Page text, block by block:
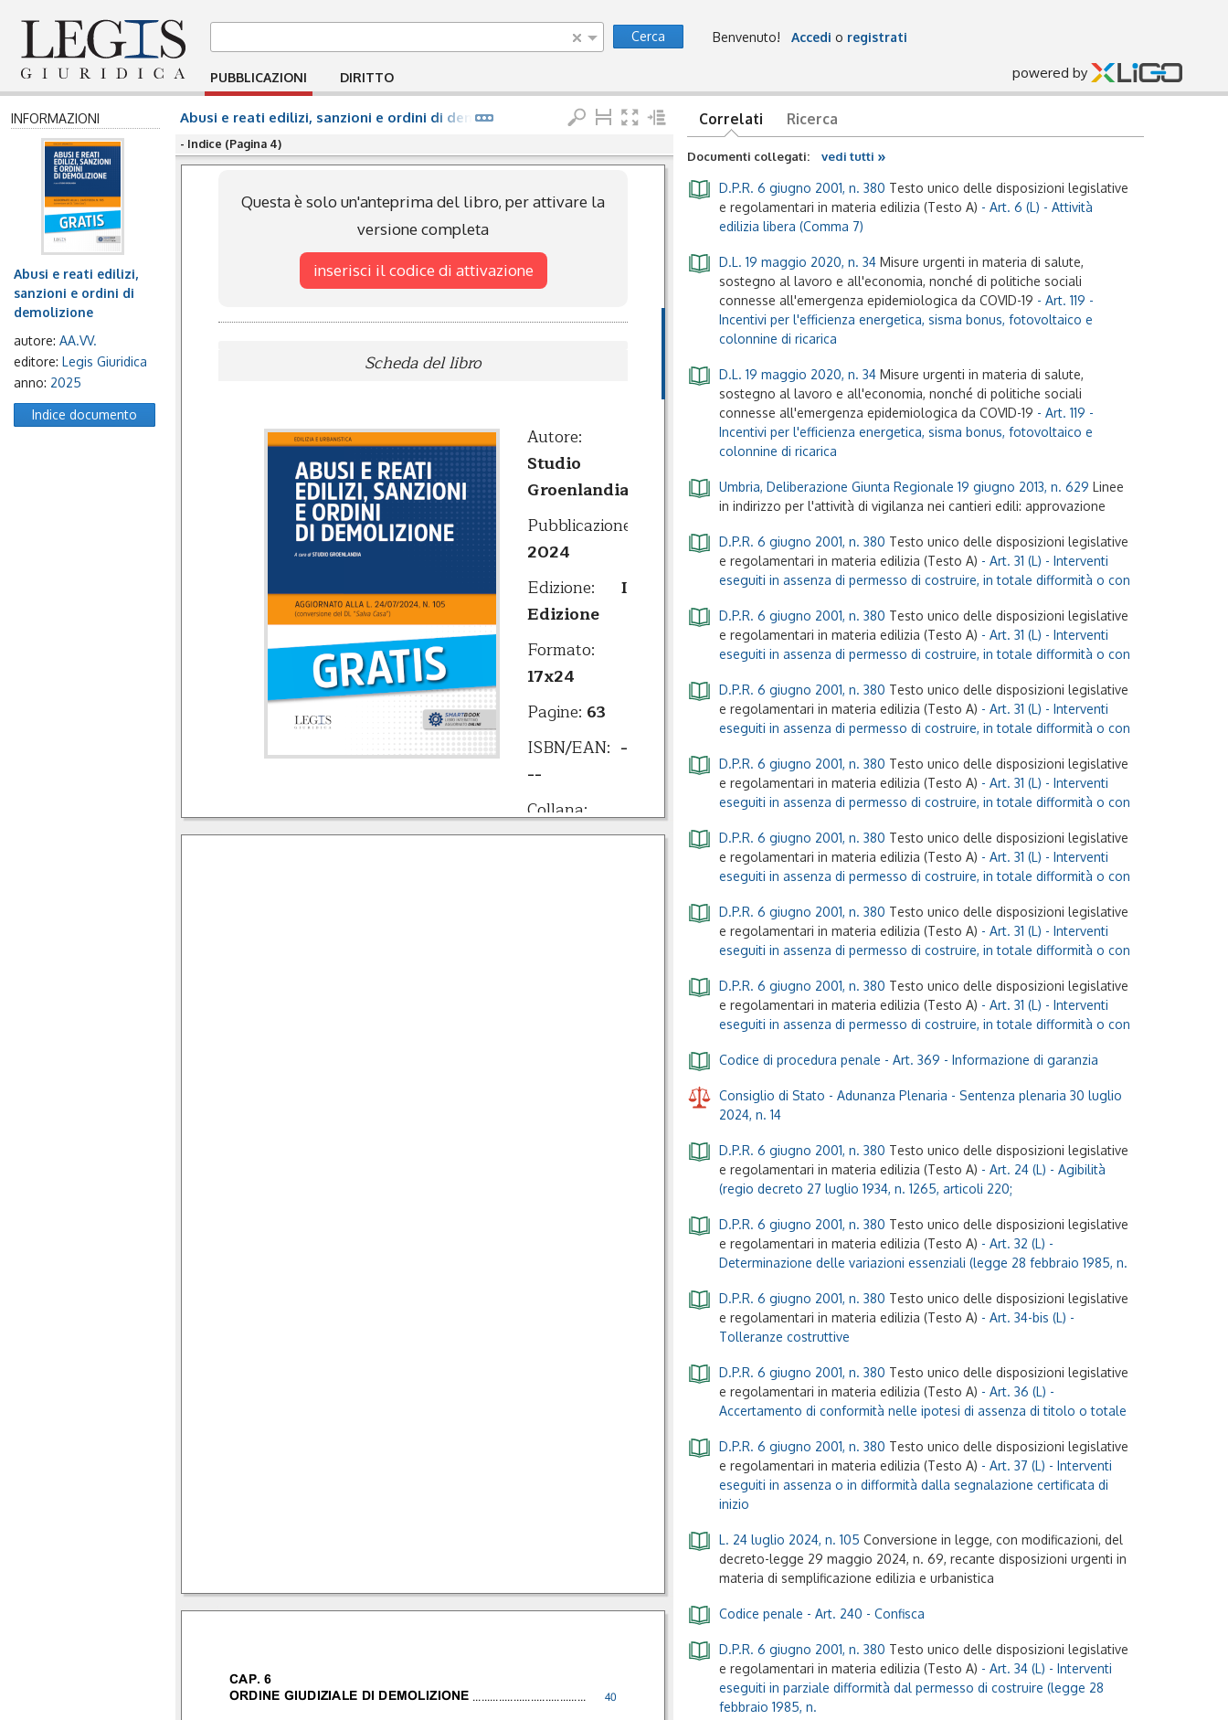
powered by
Benvenuto! Accedi o registrati
Cerca
PUBBLICAZIONI DIRITTO
INFORMAZIONI
Abusi e reati edilizi,
sanzioni e ordini di
demolizione
autore: AA.VV.
editore: Legis Giuridica
anno: 2025
Indice documento
Correlati Ricerca
Documenti collegati: vedi tutti »
D.P.R. 6 giugno 2001, n. 380 Testo unico delle disposizioni legislative
e regolamentari in materia edilizia (Testo A) - Art. 6 (L) - Attività
edilizia libera (Comma 7)
D.L. 19 maggio 2020, n. 34 Misure urgenti in materia di salute,
sostegno al lavoro e all'economia, nonché di politiche sociali
connesse all'emergenza epidemiologica da COVID-19 - Art. 119 -
Incentivi per l'efficienza energetica, sisma bonus, fotovoltaico e
colonnine di ricarica
D.L. 19 maggio 2020, n. 34 Misure urgenti in materia di salute,
sostegno al lavoro e all'economia, nonché di politiche sociali
connesse all'emergenza epidemiologica da COVID-19 - Art. 119 -
Incentivi per l'efficienza energetica, sisma bonus, fotovoltaico e
colonnine di ricarica
Umbria, Deliberazione Giunta Regionale 19 giugno 2013, n. 629 Linee
in indirizzo per l'attività di vigilanza nei cantieri edili: approvazione
D.P.R. 6 giugno 2001, n. 380 Testo unico delle disposizioni legislative
e regolamentari in materia edilizia (Testo A) - Art. 31 (L) - Interventi
eseguiti in assenza di permesso di costruire, in totale difformità o con
D.P.R. 6 giugno 2001, n. 380 Testo unico delle disposizioni legislative
e regolamentari in materia edilizia (Testo A) - Art. 31 (L) - Interventi
eseguiti in assenza di permesso di costruire, in totale difformità o con
D.P.R. 6 giugno 2001, n. 380 Testo unico delle disposizioni legislative
e regolamentari in materia edilizia (Testo A) - Art. 31 (L) - Interventi
eseguiti in assenza di permesso di costruire, in totale difformità o con
D.P.R. 6 giugno 2001, n. 380 Testo unico delle disposizioni legislative
e regolamentari in materia edilizia (Testo A) - Art. 31 (L) - Interventi
eseguiti in assenza di permesso di costruire, in totale difformità o con
D.P.R. 6 giugno 2001, n. 380 Testo unico delle disposizioni legislative
e regolamentari in materia edilizia (Testo A) - Art. 31 (L) - Interventi
eseguiti in assenza di permesso di costruire, in totale difformità o con
D.P.R. 6 giugno 2001, n. 380 Testo unico delle disposizioni legislative
e regolamentari in materia edilizia (Testo A) - Art. 31 (L) - Interventi
eseguiti in assenza di permesso di costruire, in totale difformità o con
D.P.R. 6 giugno 2001, n. 380 Testo unico delle disposizioni legislative
e regolamentari in materia edilizia (Testo A) - Art. 31 (L) - Interventi
eseguiti in assenza di permesso di costruire, in totale difformità o con
Codice di procedura penale - Art. 369 - Informazione di garanzia
Consiglio di Stato - Adunanza Plenaria - Sentenza plenaria 30 luglio
2024, n. 14
D.P.R. 6 giugno 2001, n. 380 Testo unico delle disposizioni legislative
e regolamentari in materia edilizia (Testo A) - Art. 24 (L) - Agibilità
(regio decreto 27 luglio 1934, n. 1265, articoli 220;
D.P.R. 6 giugno 2001, n. 380 Testo unico delle disposizioni legislative
e regolamentari in materia edilizia (Testo A) - Art. 32 (L) -
Determinazione delle variazioni essenziali (legge 28 febbraio 1985, n.
D.P.R. 6 giugno 2001, n. 380 Testo unico delle disposizioni legislative
e regolamentari in materia edilizia (Testo A) - Art. 34-bis (L) -
Tolleranze costruttive
D.P.R. 6 giugno 2001, n. 380 Testo unico delle disposizioni legislative
e regolamentari in materia edilizia (Testo A) - Art. 36 (L) -
Accertamento di conformità nelle ipotesi di assenza di titolo o totale
D.P.R. 6 giugno 2001, n. 380 Testo unico delle disposizioni legislative
e regolamentari in materia edilizia (Testo A) - Art. 37 (L) - Interventi
eseguiti in assenza o in difformità dalla segnalazione certificata di
inizio
L. 24 luglio 2024, n. 105 Conversione in legge, con modificazioni, del
decreto-legge 29 maggio 2024, n. 69, recante disposizioni urgenti in
materia di semplificazione edilizia e urbanistica
Codice penale - Art. 240 - Confisca
D.P.R. 6 giugno 2001, n. 380 Testo unico delle disposizioni legislative
e regolamentari in materia edilizia (Testo A) - Art. 34 (L) - Interventi
eseguiti in parziale difformità dal permesso di costruire (legge 28
febbraio 1985, n.
Abusi e reati edilizi, sanzioni e ordini di demolizione
- Indice (Pagina 4)
Questa è solo un'anteprima del libro, per attivare la
versione completa
inserisci il codice di attivazione
Scheda del libro
Autore:
Studio
Groenlandia
Pubblicazione:
2024
Edizione: I
Edizione
Formato:
17x24
Pagine: 63
ISBN/EAN: -
--
Collana:
Legis
CAP. 6
ORDINE GIUDIZIALE DI DEMOLIZIONE ....................................... 40